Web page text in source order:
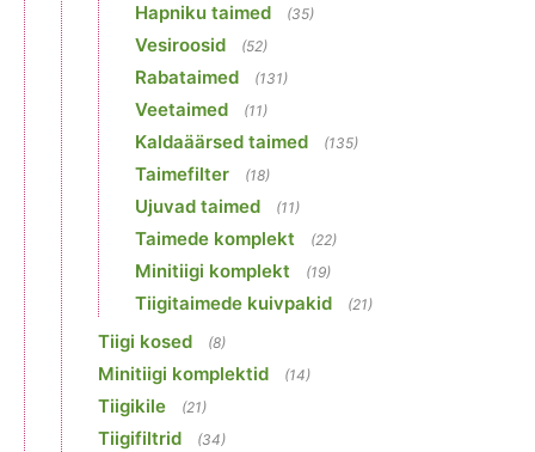
Hapniku taimed (35)
Vesiroosid (52)
Rabataimed (131)
Veetaimed (11)
Kaldaäärsed taimed (135)
Taimefilter (18)
Ujuvad taimed (11)
Taimede komplekt (22)
Minitiigi komplekt (19)
Tiigitaimede kuivpakid (21)
Tiigi kosed (8)
Minitiigi komplektid (14)
Tiigikile (21)
Tiigifiltrid (34)